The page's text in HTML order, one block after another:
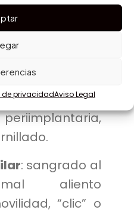
de privacidadAviso Legal
riesgo
para eliminar
: sangrado al
aliento
“clic” o